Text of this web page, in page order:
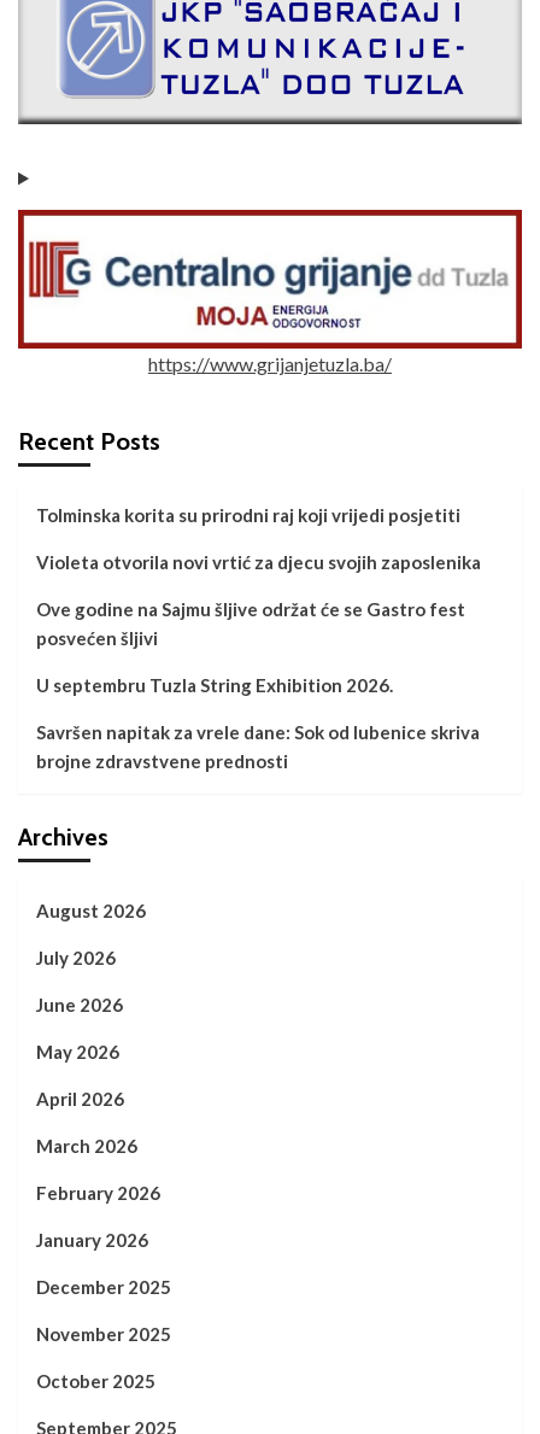
https://www.grijanjetuzla.ba/
Recent Posts
Tolminska korita su prirodni raj koji vrijedi posjetiti
Violeta otvorila novi vrtić za djecu svojih zaposlenika
Ove godine na Sajmu šljive održat će se Gastro fest
posvećen šljivi
U septembru Tuzla String Exhibition 2026.
Savršen napitak za vrele dane: Sok od lubenice skriva
brojne zdravstvene prednosti
Archives
August 2026
July 2026
June 2026
May 2026
April 2026
March 2026
February 2026
January 2026
December 2025
November 2025
October 2025
September 2025